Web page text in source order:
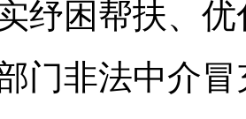
纾困帮扶、
门非法中介